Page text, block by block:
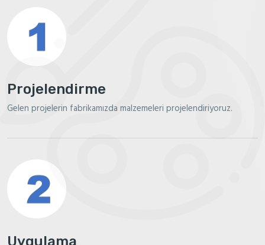
Projelendirme
Gelen projelerin fabrikamızda malzemeleri projelendiriyoruz.
Uygulama